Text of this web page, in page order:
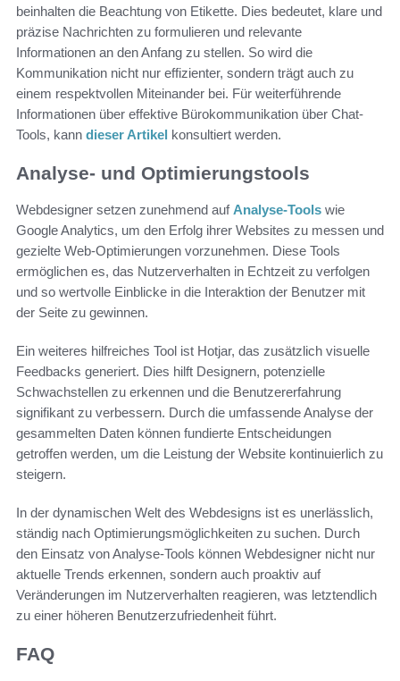
beinhalten die Beachtung von Etikette. Dies bedeutet, klare und
präzise Nachrichten zu formulieren und relevante
Informationen an den Anfang zu stellen. So wird die
Kommunikation nicht nur effizienter, sondern trägt auch zu
einem respektvollen Miteinander bei. Für weiterführende
Informationen über effektive Bürokommunikation über Chat-
Tools, kann dieser Artikel konsultiert werden.
Analyse- und Optimierungstools
Webdesigner setzen zunehmend auf Analyse-Tools wie
Google Analytics, um den Erfolg ihrer Websites zu messen und
gezielte Web-Optimierungen vorzunehmen. Diese Tools
ermöglichen es, das Nutzerverhalten in Echtzeit zu verfolgen
und so wertvolle Einblicke in die Interaktion der Benutzer mit
der Seite zu gewinnen.
Ein weiteres hilfreiches Tool ist Hotjar, das zusätzlich visuelle
Feedbacks generiert. Dies hilft Designern, potenzielle
Schwachstellen zu erkennen und die Benutzererfahrung
signifikant zu verbessern. Durch die umfassende Analyse der
gesammelten Daten können fundierte Entscheidungen
getroffen werden, um die Leistung der Website kontinuierlich zu
steigern.
In der dynamischen Welt des Webdesigns ist es unerlässlich,
ständig nach Optimierungsmöglichkeiten zu suchen. Durch
den Einsatz von Analyse-Tools können Webdesigner nicht nur
aktuelle Trends erkennen, sondern auch proaktiv auf
Veränderungen im Nutzerverhalten reagieren, was letztendlich
zu einer höheren Benutzerzufriedenheit führt.
FAQ